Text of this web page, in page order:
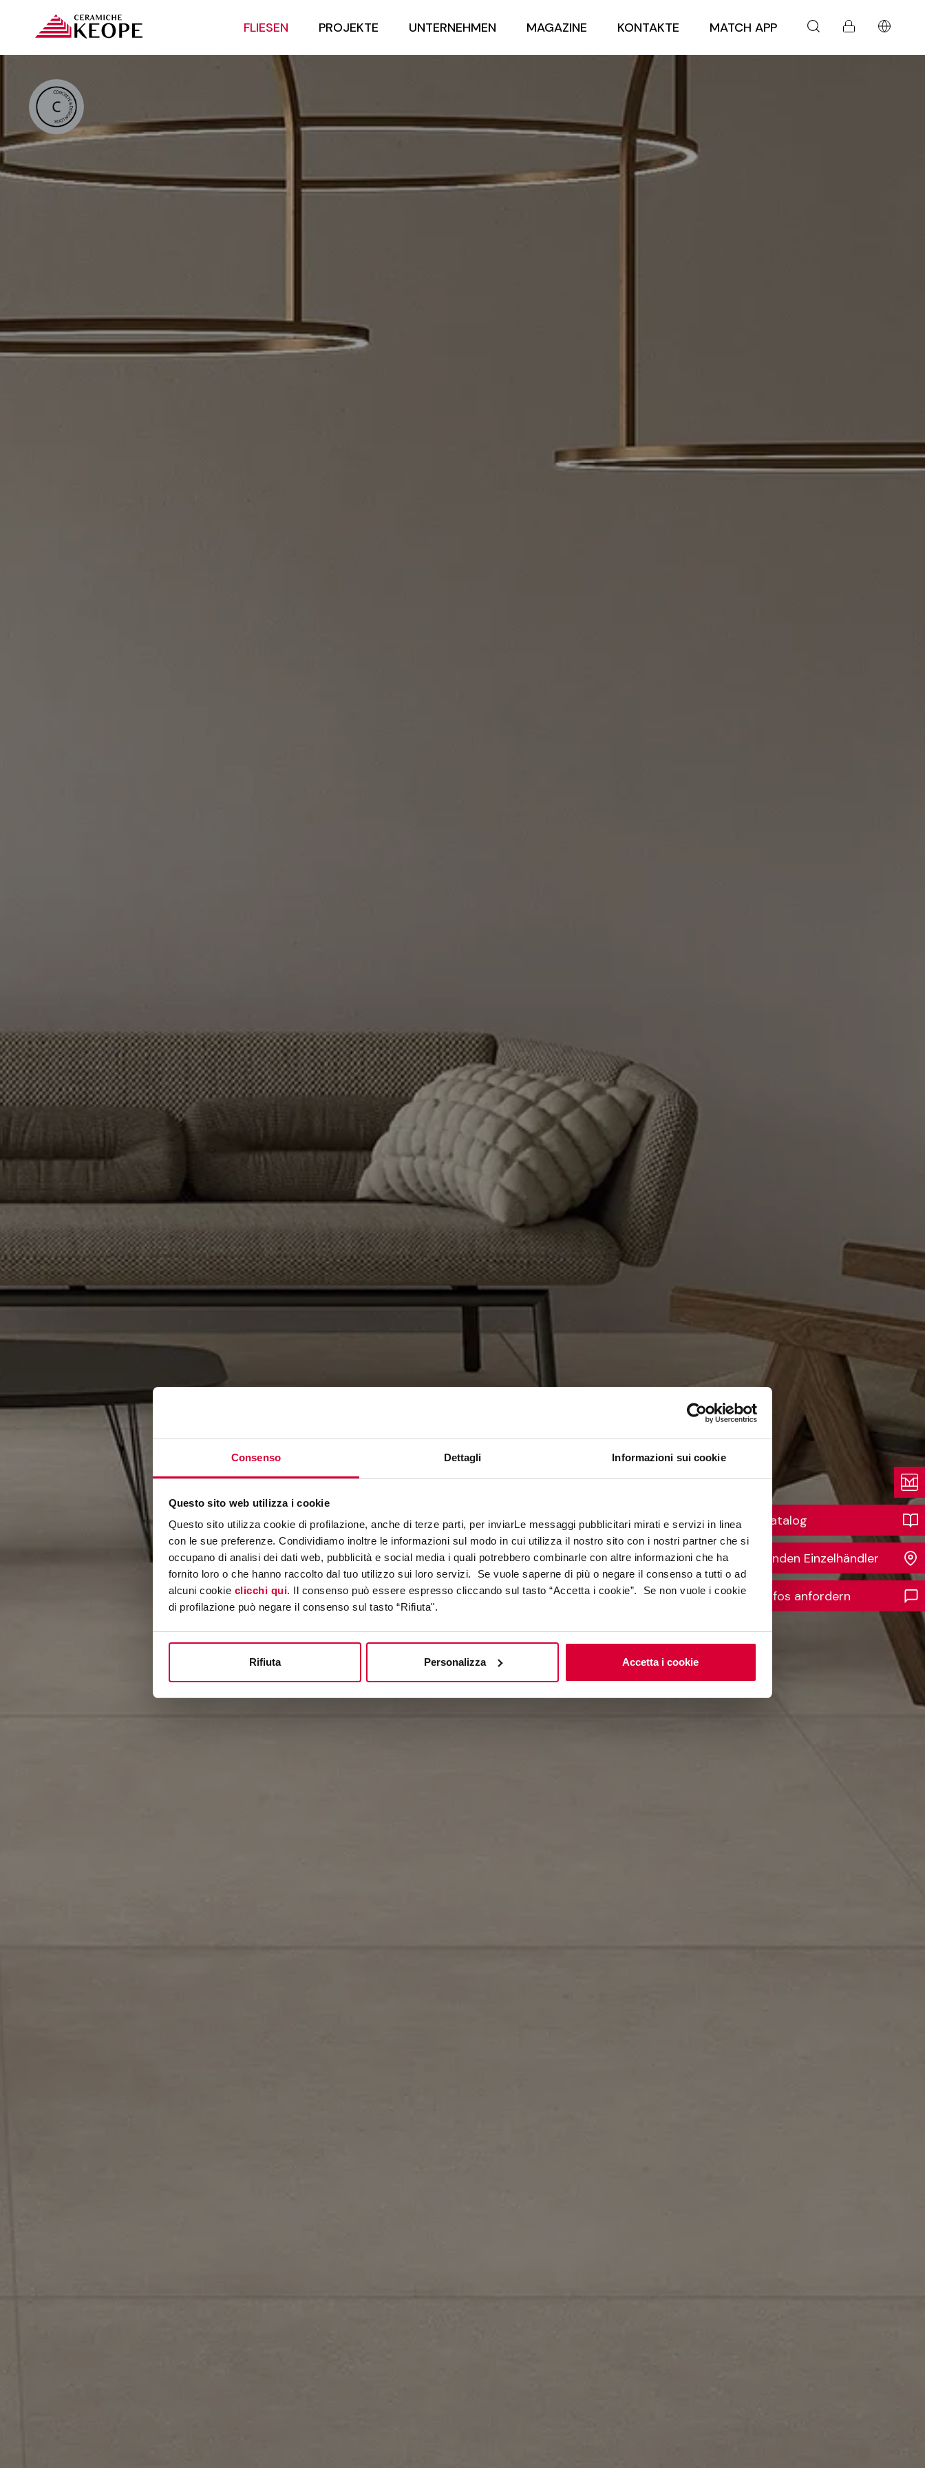
Consenso Dettagli Informazioni sui cookie
Questo sito web utilizza i cookie
Questo sito utilizza cookie di profilazione, anche di terze parti, per inviarLe messaggi pubblicitari mirati e servizi in linea
con le sue preferenze. Condividiamo inoltre le informazioni sul modo in cui utilizza il nostro sito con i nostri partner che si
occupano di analisi dei dati web, pubblicità e social media i quali potrebbero combinarle con altre informazioni che ha
fornito loro o che hanno raccolto dal tuo utilizzo sui loro servizi. Se vuole saperne di più o negare il consenso a tutti o ad
alcuni cookie clicchi qui. Il consenso può essere espresso cliccando sul tasto “Accetta i cookie”. Se non vuole i cookie
di profilazione può negare il consenso sul tasto “Rifiuta".
Rifiuta Personalizza Accetta i cookie
FLIESEN PROJEKTE UNTERNEHMEN MAGAZINE KONTAKTE MATCH APP
GEO
The Soft Touch of Ceramics
Katalog
Finden Einzelhändler
Infos anfordern